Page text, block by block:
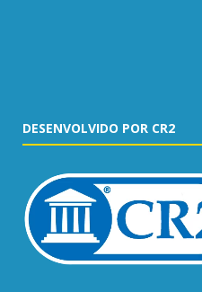
DESENVOLVIDO POR CR2